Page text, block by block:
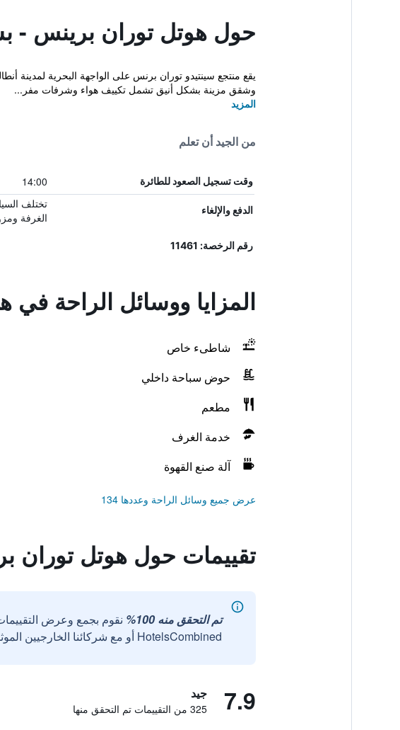
حول هوتل توران برينس -
يقع منتجع سينتيدو توران برنس على الواجهة البحرية
وشقق مزينة بشكل أنيق تشمل تكييف هواء وشرفات مفر...
المزيد
من الجيد أن تعلم
وقت تسجيل الصعود للطائرة 14:00
الدفع والإلغاء
تختلف
الغرفة
رقم الرخصة: 11461
المزايا ووسائل الراحة
شاطىء خاص
حوض سباحة داخلي
مطعم
خدمة الغرف
آلة صنع القهوة
عرض جميع وسائل الراحة وعددها 134
تقييمات حول هوتل
تم التحقق منه 100%
نقوم بجمع وعرض
HotelsCombined أو مع شركائنا الخارجيين الموثوقين.
7.9 جيد
325 من التقييمات تم التحقق منها